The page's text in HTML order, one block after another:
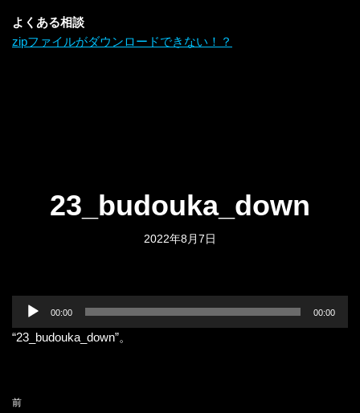
よくある相談
zipファイルがダウンロードできない！？
23_budouka_down
2022年8月7日
プ
ヤ
00:00 00:00
“23_budouka_down”。
前